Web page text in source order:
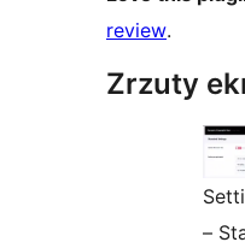
review.
Zrzuty
–